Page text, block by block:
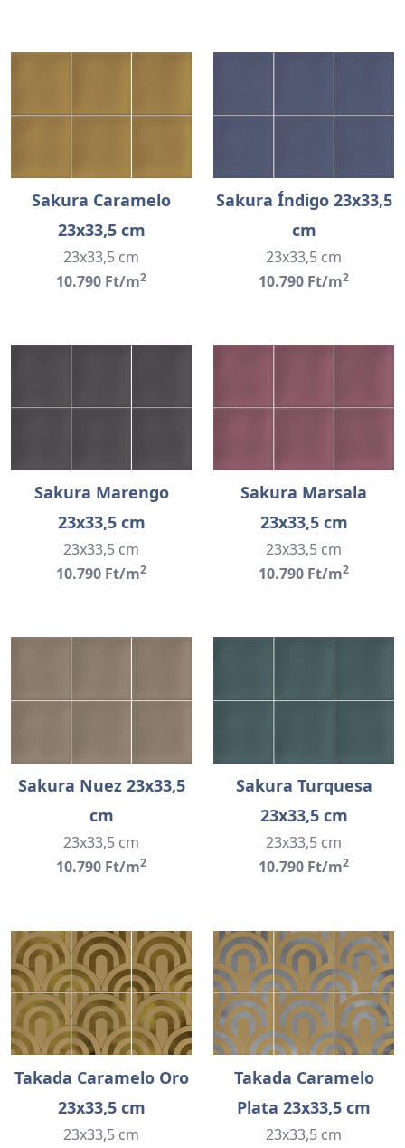
Sakura Caramelo
23x33,5 cm
23x33,5 cm
10.790 Ft/m2
Sakura Índigo 23x33,5
cm
23x33,5 cm
10.790 Ft/m2
Sakura Marengo
23x33,5 cm
23x33,5 cm
10.790 Ft/m2
Sakura Marsala
23x33,5 cm
23x33,5 cm
10.790 Ft/m2
Sakura Nuez 23x33,5
cm
23x33,5 cm
10.790 Ft/m2
Sakura Turquesa
23x33,5 cm
23x33,5 cm
10.790 Ft/m2
Takada Caramelo Oro
23x33,5 cm
23x33,5 cm
Takada Caramelo
Plata 23x33,5 cm
23x33,5 cm